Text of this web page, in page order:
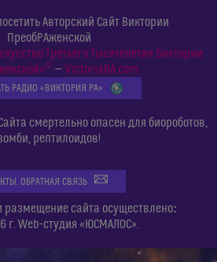
Авторский Сайт Виктории
ПреобРАженской
Третьего Тысячелетия Виктории
©— VictoriaRA.com
РАДИО «ВИКТОРИЯ РА»
смертельно опасен для биороботов,
рептилоидов!
ОБРАТНАЯ СВЯЗЬ
размещение сайта осуществлено:
г. Web-студия «ЮСМАЛОС».